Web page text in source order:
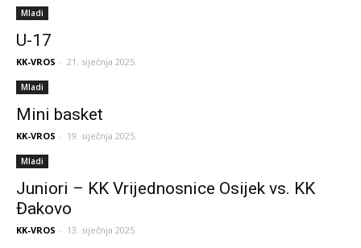
Mladi
U-17
KK-VROS - 21. siječnja 2025.
Mladi
Mini basket
KK-VROS - 19. siječnja 2025.
Mladi
Juniori – KK Vrijednosnice Osijek vs. KK
Đakovo
KK-VROS - 13. siječnja 2025.